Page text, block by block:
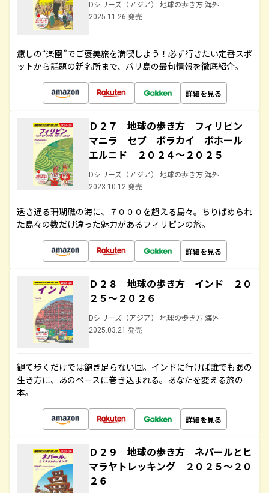
Dシリーズ（アジア） 地球の歩き方 海外
2025.11.26 発売
癒しの“楽園”でご褒美旅を満喫しよう！必ず行きたい定番スポ
ットから話題の新名所まで、バリ島の最旬情報を徹底紹介。
詳細を見る
Ｄ２７ 地球の歩き方 フィリピン
マニラ セブ ボラカイ ボホール
エルニド ２０２４～２０２５
Dシリーズ（アジア） 地球の歩き方 海外
2023.10.12 発売
透き通る珊瑚礁の海に、７０００を超える島々。ちりばめられ
た島々の数だけ違った魅力があるフィリピンの旅。
詳細を見る
Ｄ２８ 地球の歩き方 インド ２０
２５～２０２６
Dシリーズ（アジア） 地球の歩き方 海外
2025.03.21 発売
観て歩くだけでは飽き足らない国。インドに行けば誰でもあの
生き方に、あのペースに巻き込まれる。あなたを変える旅の
本。
詳細を見る
Ｄ２９ 地球の歩き方 ネパールとヒ
マラヤトレッキング ２０２５～２０
２６